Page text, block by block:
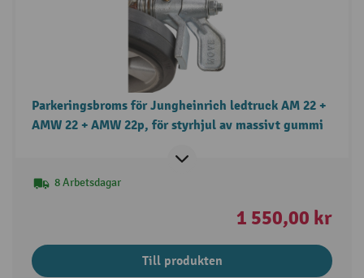
Parkeringsbroms för Jungheinrich ledtruck AM 22 +
AMW 22 + AMW 22p, för styrhjul av massivt gummi
8 Arbetsdagar
1 550,00 kr
Till produkten